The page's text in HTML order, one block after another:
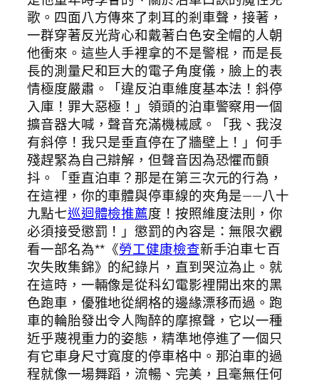
歌。四面八方傳來了刺耳的剎車聲，接著，
一群穿著反光背心和戴著白色安全帽的人朝
他衝來。這些人手裡拿的不是警棍，而是長
長的測量尺和巨大的電子角度儀，臉上的表
情極度嚴肅。「違反泊車維度基本法！斜停
入庫！罪大惡極！」領頭的泊車警察用一個
擴音器大喊，聲音充滿機械感。「我、我沒
有斜停！我只是垂直停在了牆壁上！」何手
殘趕緊為自己辯解，但聲音因為恐懼而顫
抖。「垂直泊車？那是在第三次元的行為，
在這裡，你的車體與停車線的夾角是——八十
九點七巡迴體檢推薦度！按照維度法則，你
必須接受懲罰！」懲罰的內容是：無限次觀
看一部名為**《勞工健康檢查新手泊車七百
次失敗集錦》的紀錄片，直到哭泣為止。就
在這時，一輛像是從科幻電影裡開出來的黑
色跑車，優雅地從網格的邊緣漂移而過。跑
車的輪胎發出令人陶醉的摩擦聲，它以一種
近乎蔑視重力的姿態，精準地停進了一個只
有它車身尺寸寬度的停車格中。那泊車的過
程就像一場舞蹈，流暢、完美，且毫無任何